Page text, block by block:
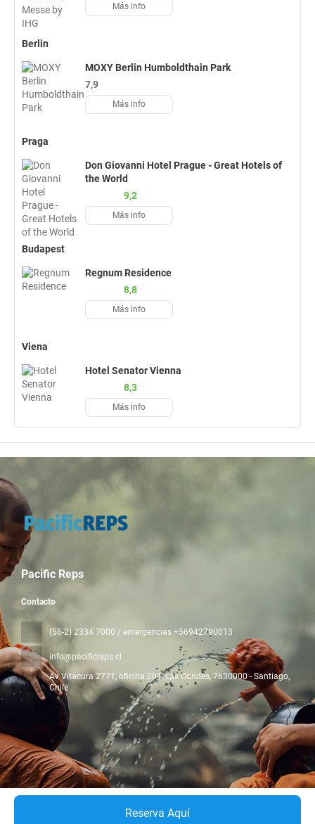
Reserva Aquí
Más info
Berlin
MOXY Berlin Humboldthain Park
7,9
Más info
Praga
Don Giovanni Hotel Prague - Great Hotels of
the World
9,2
Más info
Budapest
Regnum Residence
8,8
Más info
Viena
Hotel Senator Vienna
8,3
Más info
Pacific Reps
Contacto
(56-2) 2334 7000 / emergencias +56942790013
info@pacificreps.cl
Av Vitacura 2771, oficina 201, Las Condes , 7630000 - Santiago,
Chile